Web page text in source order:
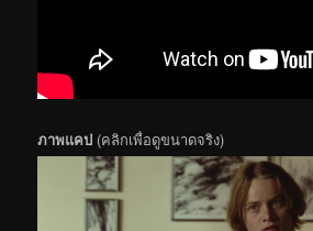
ภาพแคป (คลิกเพื่อดูขนาดจริง)